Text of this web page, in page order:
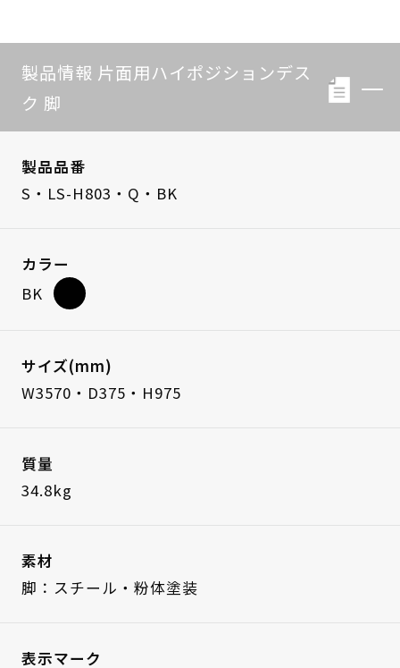
製品情報 片面用ハイポジションデス
ク 脚
製品品番
S・LS-H803・Q・BK
カラー
BK
サイズ(mm)
W3570・D375・H975
質量
34.8kg
素材
脚：スチール・粉体塗装
表示マーク